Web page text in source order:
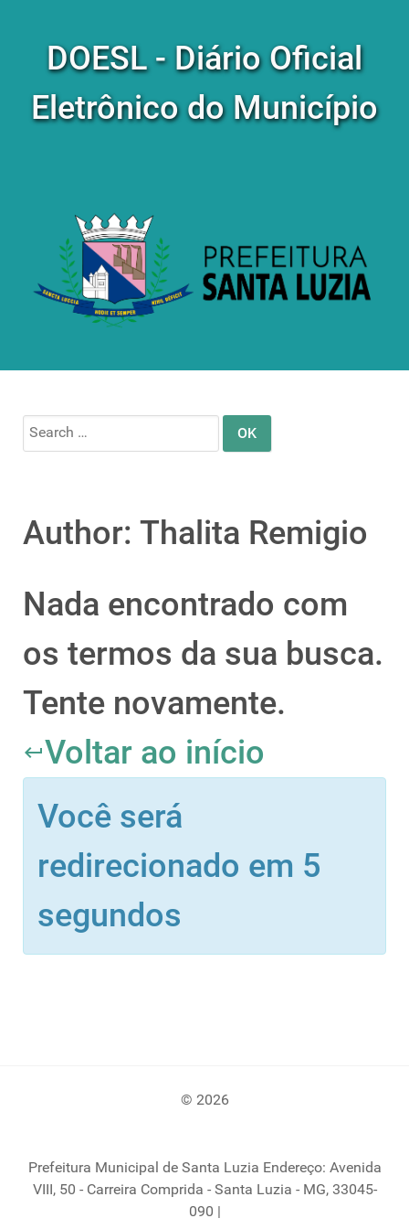
DOESL - Diário Oficial
Eletrônico do Município
Search
for:
Author: Thalita Remigio
Nada encontrado com
os termos da sua busca.
Tente novamente.
keyboard_returnVoltar ao início
Você será
redirecionado em 5
segundos
© 2026
Prefeitura Municipal de Santa Luzia Endereço: Avenida
VIII, 50 - Carreira Comprida - Santa Luzia - MG, 33045-
090 |